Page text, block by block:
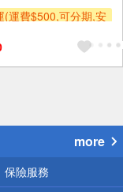
(運費$500,可分期,安
以上分期0利率,需付
本安裝運費)
more
保險服務